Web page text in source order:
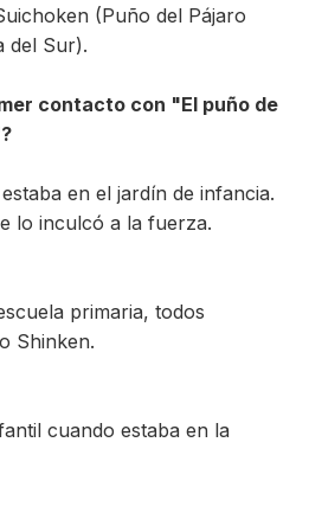
(Puño del Pájaro
del Sur).
contacto con "El puño de
en el jardín de infancia.
lo inculcó a la fuerza.
primaria, todos
Shinken.
cuando estaba en la